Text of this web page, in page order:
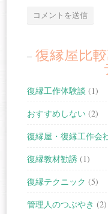
復縁屋比
復縁工作体験談 (1)
おすすめしない (2)
復縁屋・復縁工作会
復縁教材勧誘 (1)
復縁テクニック (5)
管理人のつぶやき (2)